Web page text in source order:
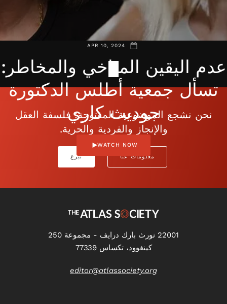
APR 10, 2024
عدم اليقين المناخي والمخاطر:
تسأل جمعية أطلس الدكتورة
جوديث كاري
WATCH NOW
نحن نشجع الموضوعية المفتوحة: فلسفة العقل
والإنجاز والفردية والحرية.
معلومات عنا تبرع
22001 نورث بارك درايف - مجموعة 250
كينغوود، تكساس 77339
editor@atlassociety.org